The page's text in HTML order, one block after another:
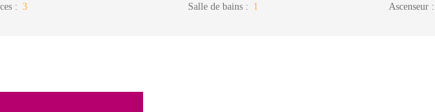
: 3 Salle de bains : 1 Ascenseur :